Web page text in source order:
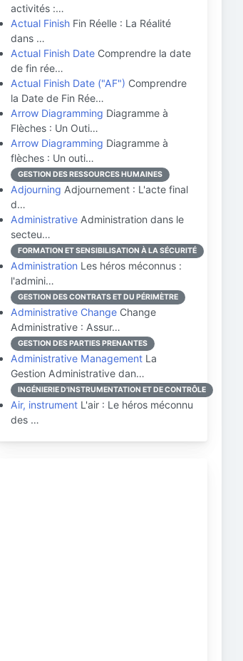
activités :…
Actual Finish Fin Réelle : La Réalité
dans …
Actual Finish Date Comprendre la date
de fin rée…
Actual Finish Date ("AF") Comprendre
la Date de Fin Rée…
Arrow Diagramming Diagramme à
Flèches : Un Outi…
Arrow Diagramming Diagramme à
flèches : Un outi…
GESTION DES RESSOURCES HUMAINES
Adjourning Adjournement : L'acte final
d…
Administrative Administration dans le
secteu…
FORMATION ET SENSIBILISATION À LA SÉCURITÉ
Administration Les héros méconnus :
l'admini…
GESTION DES CONTRATS ET DU PÉRIMÈTRE
Administrative Change Change
Administrative : Assur…
GESTION DES PARTIES PRENANTES
Administrative Management La
Gestion Administrative dan…
INGÉNIERIE D'INSTRUMENTATION ET DE CONTRÔLE
Air, instrument L'air : Le héros méconnu
des …